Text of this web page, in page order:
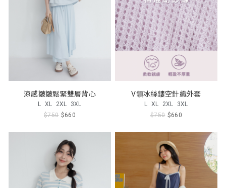
涼感皺皺鬆緊雙層背心
L XL 2XL 3XL
$750 $660
V領冰絲鏤空針織外套
L XL 2XL 3XL
$750 $660